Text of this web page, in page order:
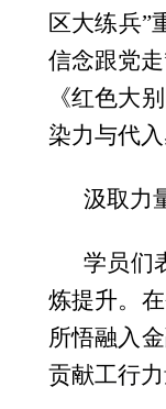
区大练兵”
信念跟党
《红色大
染力与代
汲取力
学员们
炼提升。
所悟融入
贡献工行